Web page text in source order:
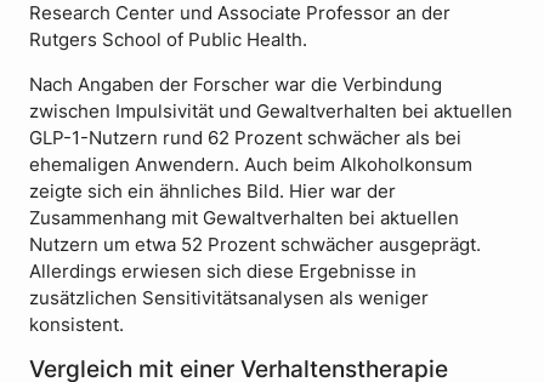
Research Center und Associate Professor an der
Rutgers School of Public Health.
Nach Angaben der Forscher war die Verbindung
zwischen Impulsivität und Gewaltverhalten bei aktuellen
GLP-1-Nutzern rund 62 Prozent schwächer als bei
ehemaligen Anwendern. Auch beim Alkoholkonsum
zeigte sich ein ähnliches Bild. Hier war der
Zusammenhang mit Gewaltverhalten bei aktuellen
Nutzern um etwa 52 Prozent schwächer ausgeprägt.
Allerdings erwiesen sich diese Ergebnisse in
zusätzlichen Sensitivitätsanalysen als weniger
konsistent.
Vergleich mit einer Verhaltenstherapie